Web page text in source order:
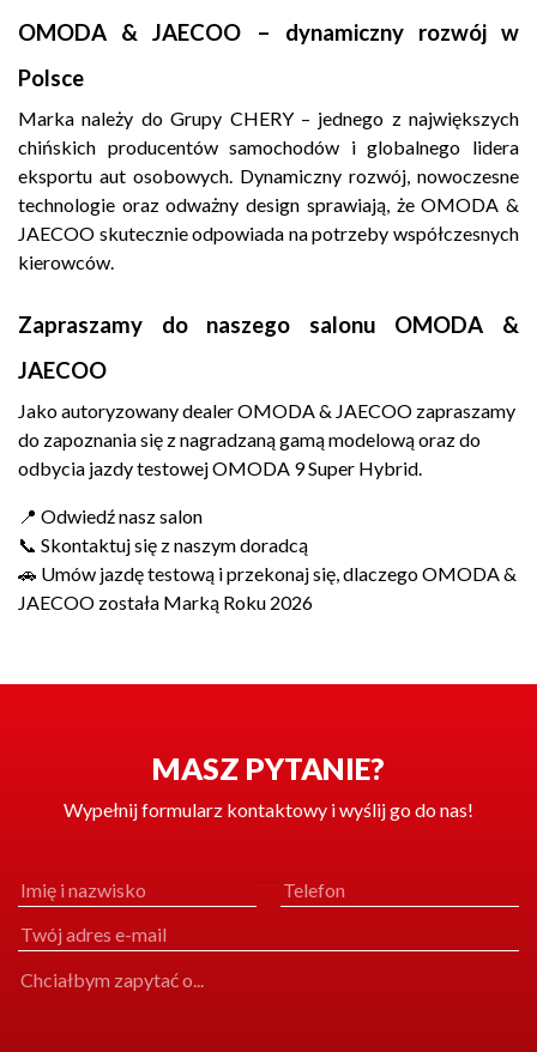
OMODA & JAECOO – dynamiczny rozwój w
Polsce
Marka należy do Grupy CHERY – jednego z największych
chińskich producentów samochodów i globalnego lidera
eksportu aut osobowych. Dynamiczny rozwój, nowoczesne
technologie oraz odważny design sprawiają, że OMODA &
JAECOO skutecznie odpowiada na potrzeby współczesnych
kierowców.
Zapraszamy do naszego salonu OMODA &
JAECOO
Jako autoryzowany dealer OMODA & JAECOO zapraszamy
do zapoznania się z nagradzaną gamą modelową oraz do
odbycia jazdy testowej OMODA 9 Super Hybrid.
📍 Odwiedź nasz salon
📞 Skontaktuj się z naszym doradcą
🚗 Umów jazdę testową i przekonaj się, dlaczego OMODA &
JAECOO została Marką Roku 2026
MASZ PYTANIE?
Wypełnij formularz kontaktowy i wyślij go do nas!